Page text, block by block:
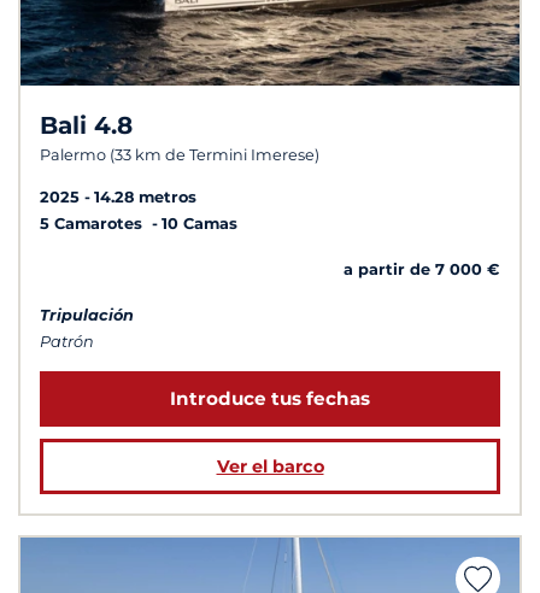
Bali 4.8
Palermo (33 km de Termini Imerese)
2025
14.28 metros
5 Camarotes
10 Camas
a partir de 7 000 €
Tripulación
Patrón
Introduce tus fechas
Ver el barco